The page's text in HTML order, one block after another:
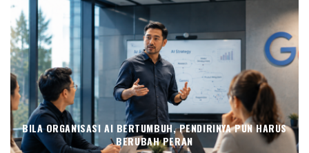
BILA ORGANISASI AI BERTUMBUH, PENDIRINYA PUN HARUS
BERUBAH PERAN